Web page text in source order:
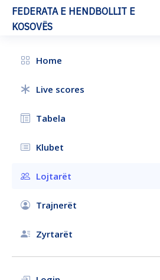
FEDERATA E HENDBOLLIT E
KOSOVËS
Home
Live scores
Tabela
Klubet
Lojtarët
Trajnerët
Zyrtarët